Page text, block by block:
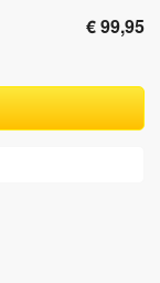
€ 99,95